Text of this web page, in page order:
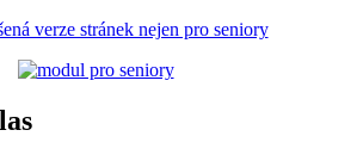
verze stránek nejen pro seniory